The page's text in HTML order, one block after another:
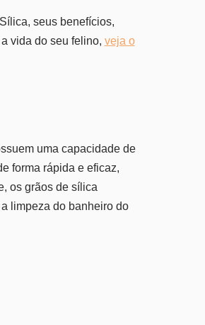
seus benefícios,
vida do seu felino, veja o
uma capacidade de
forma rápida e eficaz,
os grãos de sílica
limpeza do banheiro do